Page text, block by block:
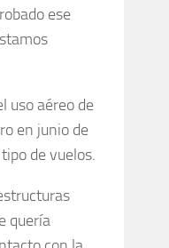
ese
uso aéreo de
en junio de
de vuelos.
quería